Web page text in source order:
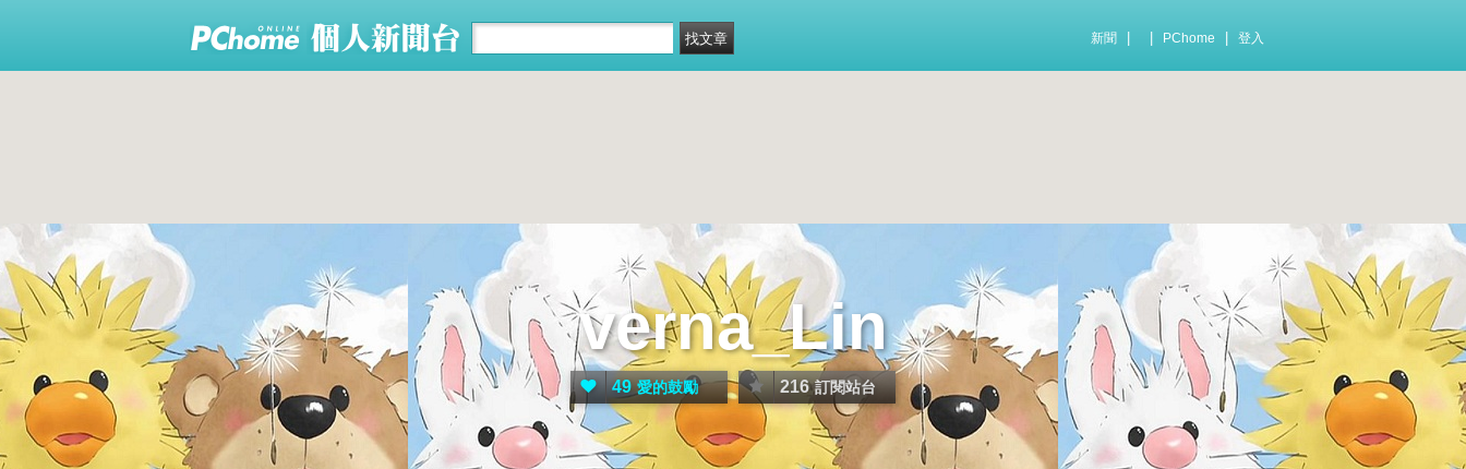
新聞 PChome 登入
verna_Lin
49 愛的鼓勵 216 訂閱站台